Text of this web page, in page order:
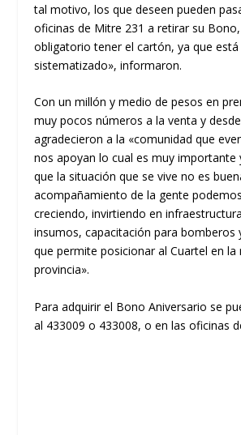
tal motivo, los que deseen pueden
oficinas de Mitre 231 a retirar su
obligatorio tener el cartón, ya que
sistematizado», informaron.
Con un millón y medio de pesos en
muy pocos números a la venta y
agradecieron a la «comunidad que
nos apoyan lo cual es muy importante
que la situación que se vive no es
acompañamiento de la gente
creciendo, invirtiendo en
insumos, capacitación para bomberos
que permite posicionar al Cuartel en la
provincia».
Para adquirir el Bono Aniversario se
al 433009 o 433008, o en las oficinas